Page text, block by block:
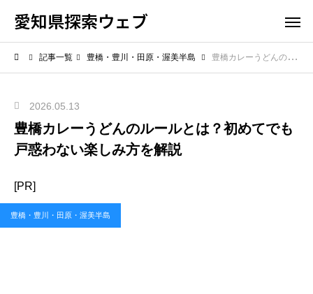
愛知県探索ウェブ
記事一覧 豊橋・豊川・田原・渥美半島 豊橋カレーうどんのルールとは？初めてでも戸惑わない楽しみ方を解説
2026.05.13
豊橋カレーうどんのルールとは？初めてでも
戸惑わない楽しみ方を解説
[PR]
豊橋・豊川・田原・渥美半島